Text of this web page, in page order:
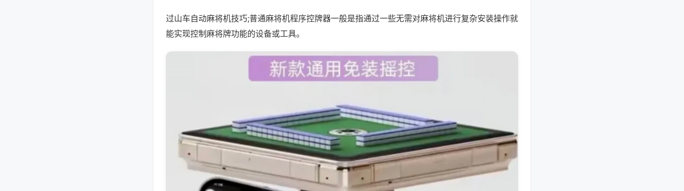
过山车自动麻将机技巧;普通麻将机程序控牌器一般是指通过一些无需对麻将机进行复杂安装操作就
能实现控制麻将牌功能的设备或工具。